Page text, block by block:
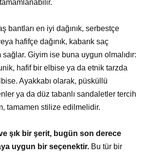
bantları en iyi dağınık, serbestçe
hafifçe dağınık, kabarık saç
Giyim ise buna uygun olmalıdır:
hafif bir elbise ya da etnik tarzda
Ayakkabı olarak, püsküllü
ya da düz tabanlı sandaletler tercih
tamamen stilize edilmelidir.
şık bir şerit, bugün son derece
uygun bir seçenektir. Bu tür bir